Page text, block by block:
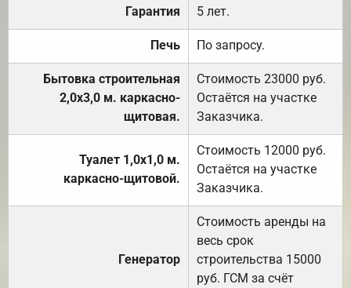
Гарантия 5 лет.
Печь По запросу.
Бытовка строительная
2,0х3,0 м. каркасно-
щитовая.
Стоимость 23000 руб.
Остаётся на участке
Заказчика.
Туалет 1,0х1,0 м.
каркасно-щитовой.
Стоимость 12000 руб.
Остаётся на участке
Заказчика.
Генератор
Стоимость аренды на
весь срок
строительства 15000
руб. ГСМ за счёт